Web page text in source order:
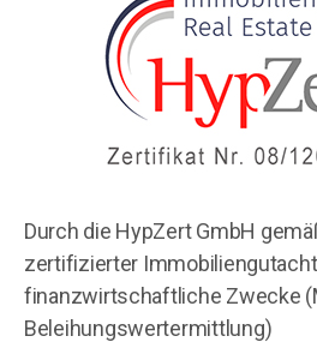
Durch die HypZert GmbH
zertifizierter
finanzwirtschaftliche Zwecke
Beleihungswertermittlung)